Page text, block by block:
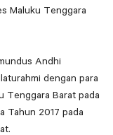
Maluku Tenggara
Andhi
dengan para
Tenggara Barat pada
Tahun 2017 pada